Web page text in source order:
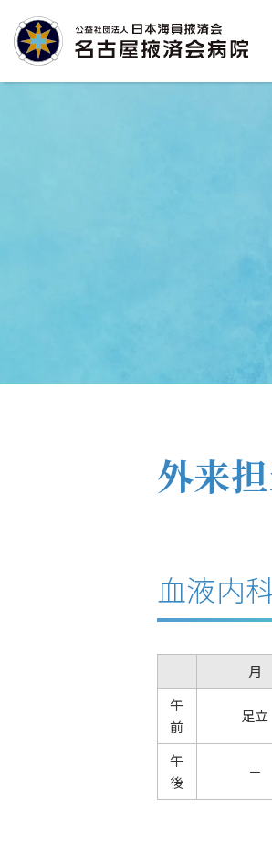
外来
血液内
月
午
前
足立
午
後
－